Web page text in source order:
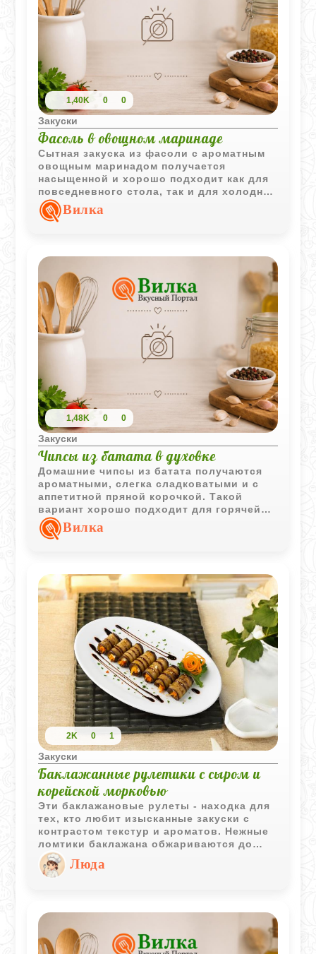
1,40K 0 0
Закуски
Фасоль в овощном маринаде
Сытная закуска из фасоли с ароматным
овощным маринадом получается
насыщенной и хорошо подходит как для
повседневного стола, так и для холодной
подачи к мясным и овощным блюдам.
Вилка
1,48K 0 0
Закуски
Чипсы из батата в духовке
Домашние чипсы из батата получаются
ароматными, слегка сладковатыми и с
аппетитной пряной корочкой. Такой
вариант хорошо подходит для горячей
закуски или лёгкого перекуса.
Вилка
2K 0 1
Закуски
Баклажанные рулетики с сыром и
корейской морковью
Эти баклажановые рулеты - находка для
тех, кто любит изысканные закуски с
контрастом текстур и ароматов. Нежные
ломтики баклажана обжариваются до
золотистого цвета, а затем наполняются
орехово-сырной начинкой, дополненной
тонкий сладкий акцент.
Люда